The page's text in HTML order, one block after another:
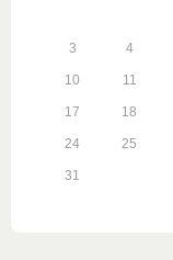
3 4
10 11
17 18
24 25
31